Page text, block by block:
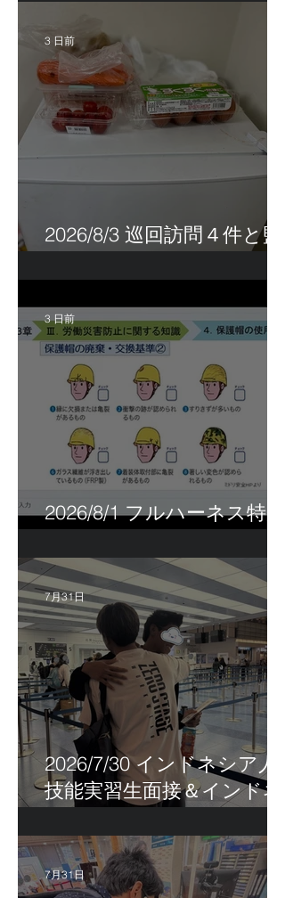
2026/8/3 巡回訪問４件と監
3 日前
2026/8/1 フルハーネス特別
3 日前
2026/7/30 インドネシア人
技能実習生面接＆インドネ
7月31日
7月31日